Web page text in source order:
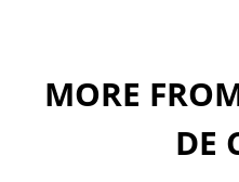
MORE
DE